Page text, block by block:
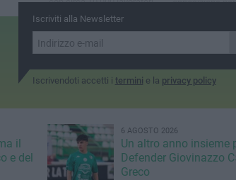
Estratti a sorte anche i nuovi
opposizione
Iscriviti alla Newsletter
Iscrivendoti accetti i termini e la privacy policy
il
e del
6 AGOSTO 2026
Un altro anno insieme
Defender Giovinazzo
Greco